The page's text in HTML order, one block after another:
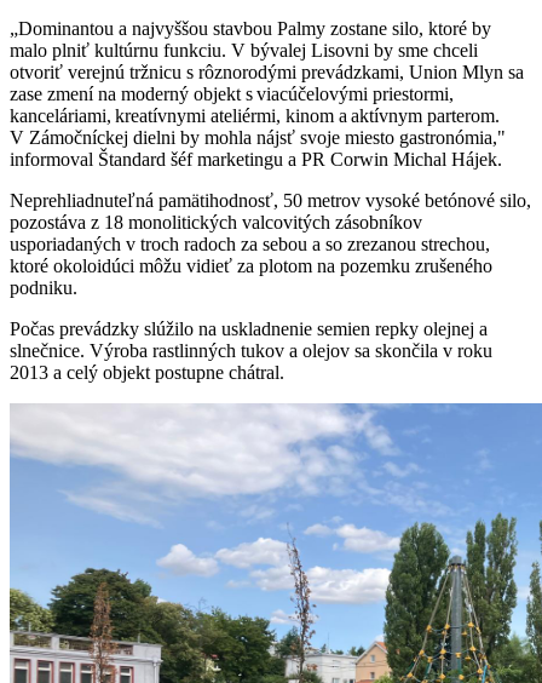
„Dominantou a najvyššou stavbou Palmy zostane silo, ktoré by
malo plniť kultúrnu funkciu. V bývalej Lisovni by sme chceli
otvoriť verejnú tržnicu s rôznorodými prevádzkami, Union Mlyn sa
zase zmení na moderný objekt s viacúčelovými priestormi,
kanceláriami, kreatívnymi ateliérmi, kinom a aktívnym parterom.
V Zámočníckej dielni by mohla nájsť svoje miesto gastronómia,"
informoval Štandard šéf marketingu a PR Corwin Michal Hájek.
Neprehliadnuteľná pamätihodnosť, 50 metrov vysoké betónové silo,
pozostáva z 18 monolitických valcovitých zásobníkov
usporiadaných v troch radoch za sebou a so zrezanou strechou,
ktoré okoloidúci môžu vidieť za plotom na pozemku zrušeného
podniku.
Počas prevádzky slúžilo na uskladnenie semien repky olejnej a
slnečnice. Výroba rastlinných tukov a olejov sa skončila v roku
2013 a celý objekt postupne chátral.